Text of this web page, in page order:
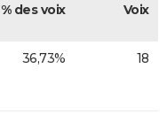
% des voix Voix
36,73% 18